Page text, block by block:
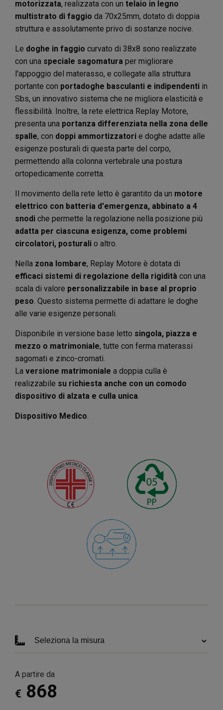
motorizzata, realizzata con un telaio in legno
multistrato di faggio da 70x25mm, dotato di doppia
struttura e assolutamente privo di sostanze nocive.
Le doghe in faggio curvato di 38x8 sono realizzate
con una speciale sagomatura per migliorare
l'appoggio del materasso, e collegate alla struttura
portante con portadoghe basculanti e indipendenti in
Sbs, un innovativo sistema che ne migliora elasticità e
flessibilità. Inoltre, la rete elettrica Replay Motore,
presenta una portanza differenziata nella zona delle
spalle, con doppi ammortizzatori e doghe adatte alle
esigenze posturali di questa parte del corpo,
permettendo alla colonna vertebrale una postura
ortopedicamente corretta.
Il movimento della rete letto è garantito da un motore
elettrico con batteria d'emergenza, abbinato a 4
snodi che permette la regolazione nella posizione più
adatta per ciascuna esigenza, come problemi
circolatori, posturali o altro.
Nella zona lombare, Replay Motore è dotata di
efficaci sistemi di regolazione della rigidità con una
scala di valore personalizzabile in base al proprio
peso. Questo sistema permette di adattare le doghe
alle varie esigenze personali.
Disponibile in versione base letto singola, piazza e
mezzo o matrimoniale, tutte con ferma materassi
sagomati e zinco-cromati.
La versione matrimoniale a doppia culla è
realizzabile su richiesta anche con un comodo
dispositivo di alzata e culla unica.
Dispositivo Medico.
A partire da
€ 868